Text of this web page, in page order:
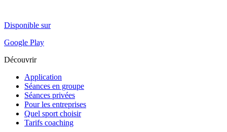
Disponible sur
Google Play
Découvrir
Application
Séances en groupe
Séances privées
Pour les entreprises
Quel sport choisir
Tarifs coaching